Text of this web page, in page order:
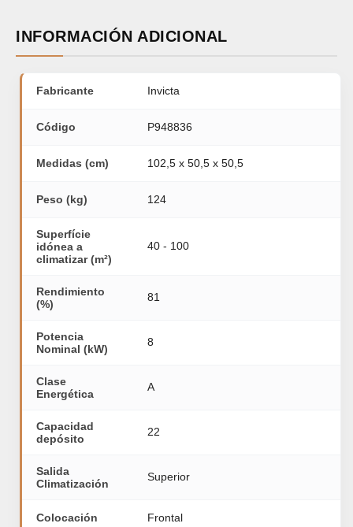
INFORMACIÓN ADICIONAL
Fabricante Invicta
Código P948836
Medidas (cm) 102,5 x 50,5 x 50,5
Peso (kg) 124
Superfície
idónea a
climatizar (m²)
40 - 100
Rendimiento
(%)
81
Potencia
Nominal (kW)
8
Clase
Energética
A
Capacidad
depósito
22
Salida
Climatización
Superior
Colocación Frontal